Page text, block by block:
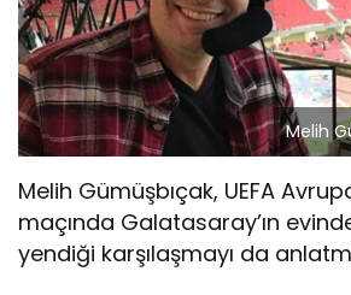
Melih
Melih Gümüşbıçak, UEFA
maçında Galatasaray’ın
yendiği karşılaşmayı da